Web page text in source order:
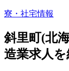
寮・社宅情報
斜里町(北
造業求人